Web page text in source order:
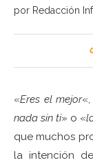
por Redacción
«Eres el mejor«,
nada sin ti» o «
que muchos
la intención